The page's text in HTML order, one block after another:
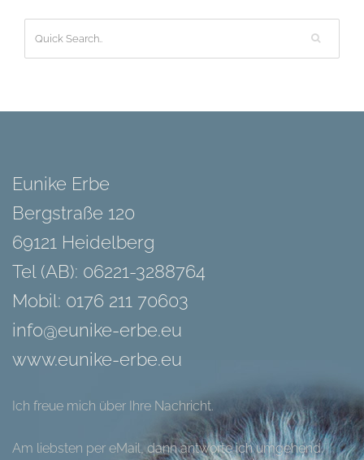
Eunike Erbe
Bergstraße 120
69121 Heidelberg
Tel (AB): 06221-3288764
Mobil: 0176 211 70603
info@eunike-erbe.eu
www.eunike-erbe.eu
Ich freue mich über Ihre Nachricht.
Am liebsten per eMail, dann antworte ich umgehend.